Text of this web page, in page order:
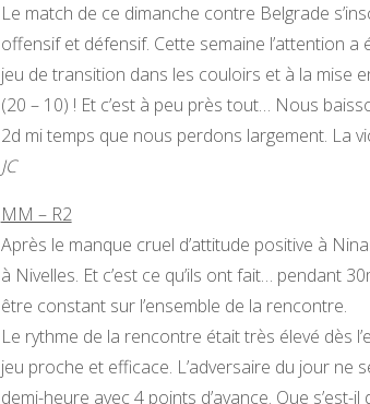
Le match de ce dimanche contre Belgrade
offensif et défensif. Cette semaine l’attention
jeu de transition dans les couloirs et à la mise
(20 – 10) ! Et c’est à peu près tout… Nous
2d mi temps que nous perdons largement. La
JC
MM – R2
Après le manque cruel d’attitude positive à
à Nivelles. Et c’est ce qu’ils ont fait… pendant
être constant sur l’ensemble de la rencontre.
Le rythme de la rencontre était très élevé dès
jeu proche et efficace. L’adversaire du jour ne
demi-heure avec 4 points d’avance. Que